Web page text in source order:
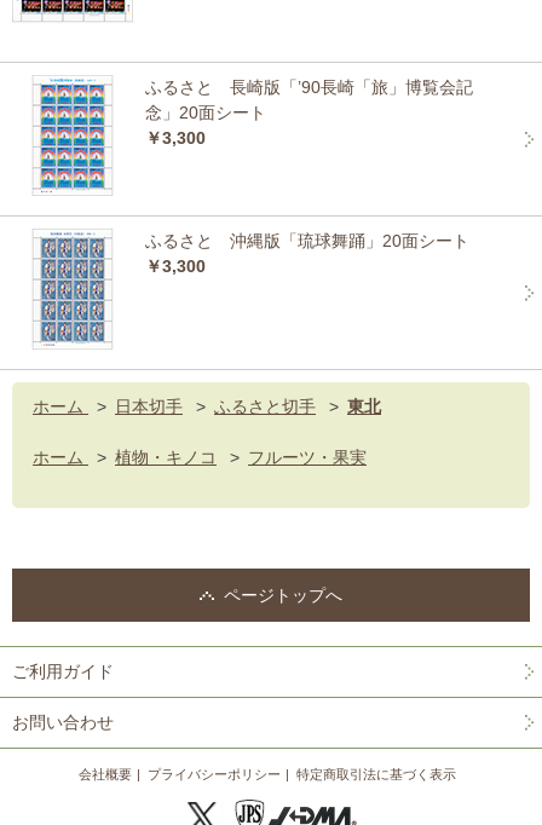
ふるさと 長崎版「’90長崎「旅」博覧会記
念」20面シート
￥3,300
ふるさと 沖縄版「琉球舞踊」20面シート
￥3,300
ホーム > 日本切手 > ふるさと切手 > 東北
ホーム > 植物・キノコ > フルーツ・果実
ページトップへ
ご利用ガイド
お問い合わせ
会社概要 プライバシーポリシー 特定商取引法に基づく表示